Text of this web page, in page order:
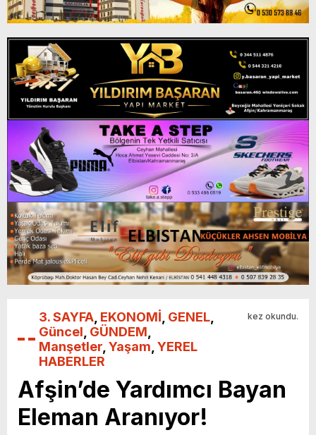
3. SAYFA EKONOMİ GENEL
Güncel GÜNDEM
Manşetler Yaşam YEREL
HABERLER
kez okundu.
Afşin’de Yardımcı Bayan
Eleman Aranıyor!